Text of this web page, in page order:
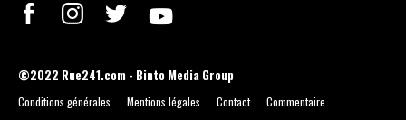
©2022 Rue241.com - Binto Media Group
Conditions générales Mentions légales Contact
Commentaire